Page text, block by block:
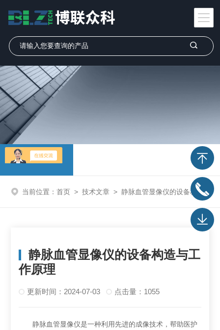
技术文章
当前位置： 首页 > 技术文章 > 静脉血管显像仪的设备构造与工作原理
静脉血管显像仪的设备构造与工
作原理
更新时间：2024-07-03 点击量：1055
静脉血管显像仪是一种利用先进的成像技术，帮助医护